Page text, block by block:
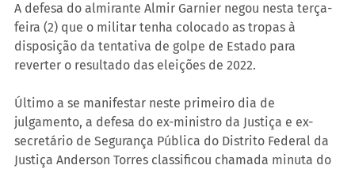
A defesa do almirante Almir Garnier negou nesta terça-
feira (2) que o militar tenha colocado as tropas à
disposição da tentativa de golpe de Estado para
reverter o resultado das eleições de 2022.
Último a se manifestar neste primeiro dia de
julgamento, a defesa do ex-ministro da Justiça e ex-
secretário de Segurança Pública do Distrito Federal da
Justiça Anderson Torres classificou chamada minuta do